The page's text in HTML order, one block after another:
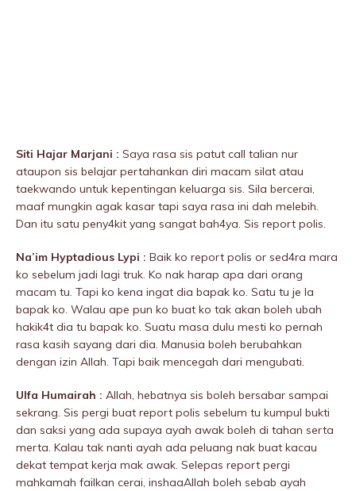
Siti Hajar Marjani : Saya rasa sis patut call talian nur
ataupon sis belajar pertahankan diri macam siIat atau
taekwando untuk kepentingan keluarga sis. Sila bercerai,
maaf mungkin agak kasar tapi saya rasa ini dah melebih.
Dan itu satu peny4kit yang sangat bah4ya. Sis report polis.
Na’im Hyptadious Lypi : Baik ko report polis or sed4ra mara
ko sebelum jadi lagi truk. Ko nak harap apa dari orang
macam tu. Tapi ko kena ingat dia bapak ko. Satu tu je la
bapak ko. Walau ape pun ko buat ko tak akan boleh ubah
hakik4t dia tu bapak ko. Suatu masa dulu mesti ko pernah
rasa kasih sayang dari dia. Manusia boleh berubahkan
dengan izin Allah. Tapi baik mencegah dari mengubati.
Ulfa Humairah : Allah, hebatnya sis boleh bersabar sampai
sekrang. Sis pergi buat report polis sebelum tu kumpul bukti
dan saksi yang ada supaya ayah awak boleh di tahan serta
merta. Kalau tak nanti ayah ada peluang nak buat kacau
dekat tempat kerja mak awak. Selepas report pergi
mahkamah failkan cerai, inshaaAllah boleh sebab ayah